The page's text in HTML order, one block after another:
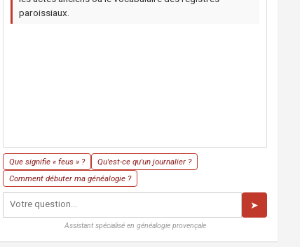
paroissiaux.
Que signifie « feus » ?
Qu'est-ce qu'un journalier ?
Comment débuter ma généalogie ?
➤
Assistant spécialisé en généalogie provençale